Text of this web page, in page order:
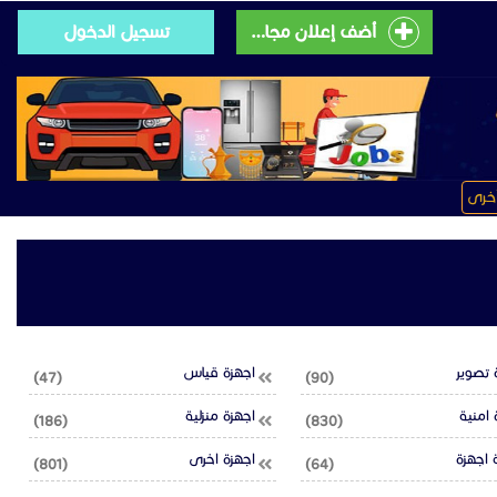
أضف إعلان مجانى تسجيل الدخول
(90) تصوير (47) اجهزة قياس
(830) امنية (186) اجهزة منزلية
(64) اجهزة (801) اجهزة اخرى